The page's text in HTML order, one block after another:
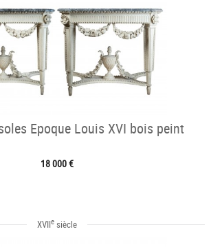
Epoque Louis XVI bois peint
18 000 €
XVIIesiècle